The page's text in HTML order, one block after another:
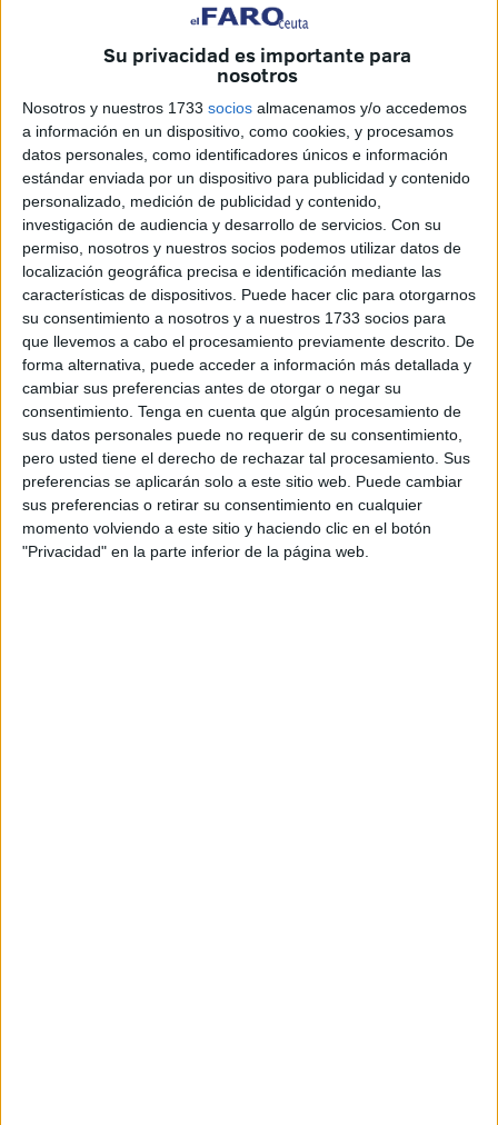
Su privacidad es importante para
nosotros
Nosotros y nuestros 1733 socios almacenamos y/o accedemos
a información en un dispositivo, como cookies, y procesamos
datos personales, como identificadores únicos e información
estándar enviada por un dispositivo para publicidad y contenido
personalizado, medición de publicidad y contenido,
investigación de audiencia y desarrollo de servicios. Con su
permiso, nosotros y nuestros socios podemos utilizar datos de
localización geográfica precisa e identificación mediante las
características de dispositivos. Puede hacer clic para otorgarnos
su consentimiento a nosotros y a nuestros 1733 socios para
que llevemos a cabo el procesamiento previamente descrito. De
forma alternativa, puede acceder a información más detallada y
cambiar sus preferencias antes de otorgar o negar su
consentimiento. Tenga en cuenta que algún procesamiento de
sus datos personales puede no requerir de su consentimiento,
pero usted tiene el derecho de rechazar tal procesamiento. Sus
preferencias se aplicarán solo a este sitio web. Puede cambiar
sus preferencias o retirar su consentimiento en cualquier
momento volviendo a este sitio y haciendo clic en el botón
"Privacidad" en la parte inferior de la página web.
cinco pérdidas en su propio campo. Además, con un solo
potencial no solo ofensivo, sino en la presión alta que
tenía su rival.
Fueron rutinarias las escenas con los laterales del Ceuta
con balón en los que, al mirar a su alrededor, solo veían
camisetas del Racing y ningún compañero en el que
apoyarse. Lafalta de pivotes fue letalpara el Ceuta.
El primer gol pilló a la defensa del Ceuta adelantada y
descoordinaday, con Íñigo Vicente y Villalibre,
desbarataron en velocidad a Capa y en elasticidad a
Pedro. Pero, elsegundo gol fue el epítome de todo lo
que estuvo malen el Ceuta durante la primera media
hora.
El error del segundo gol